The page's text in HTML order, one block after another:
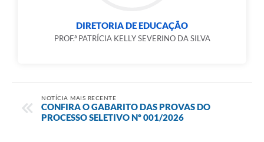
DIRETORIA DE EDUCAÇÃO
PROF.ª PATRÍCIA KELLY SEVERINO DA SILVA
NOTÍCIA MAIS RECENTE
CONFIRA O GABARITO DAS PROVAS DO
PROCESSO SELETIVO Nº 001/2026